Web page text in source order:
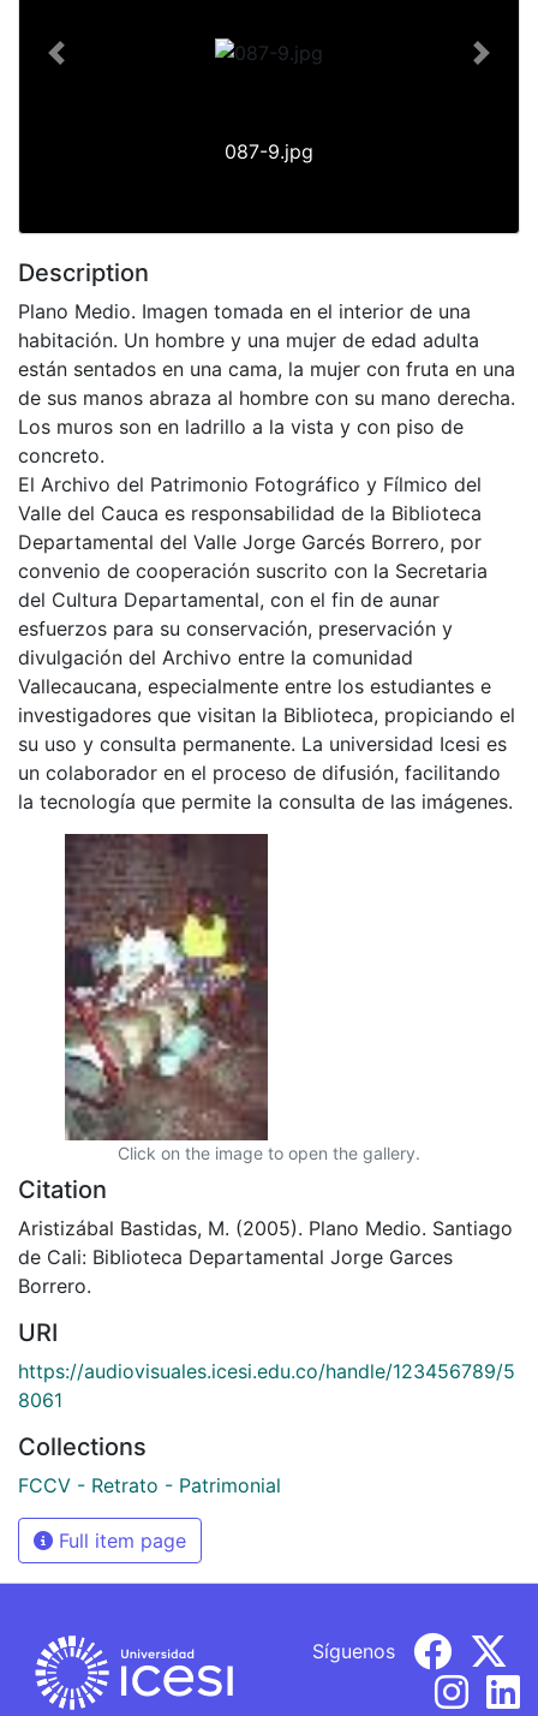
087-9.jpg
Previous Next
Description
Plano Medio. Imagen tomada en el interior de una
habitación. Un hombre y una mujer de edad adulta
están sentados en una cama, la mujer con fruta en una
de sus manos abraza al hombre con su mano derecha.
Los muros son en ladrillo a la vista y con piso de
concreto.
El Archivo del Patrimonio Fotográfico y Fílmico del
Valle del Cauca es responsabilidad de la Biblioteca
Departamental del Valle Jorge Garcés Borrero, por
convenio de cooperación suscrito con la Secretaria
del Cultura Departamental, con el fin de aunar
esfuerzos para su conservación, preservación y
divulgación del Archivo entre la comunidad
Vallecaucana, especialmente entre los estudiantes e
investigadores que visitan la Biblioteca, propiciando el
su uso y consulta permanente. La universidad Icesi es
un colaborador en el proceso de difusión, facilitando
la tecnología que permite la consulta de las imágenes.
Click on the image to open the gallery.
Citation
Aristizábal Bastidas, M. (2005). Plano Medio. Santiago
de Cali: Biblioteca Departamental Jorge Garces
Borrero.
URI
https://audiovisuales.icesi.edu.co/handle/123456789/5
8061
Collections
FCCV - Retrato - Patrimonial
Full item page
Síguenos